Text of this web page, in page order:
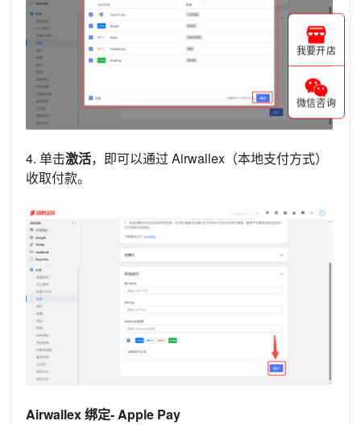
4. 单击激活，即可以通过 Airwallex（本地支付方式）
收取付款。
Airwallex 绑定- Apple Pay
我要开店
微信咨询